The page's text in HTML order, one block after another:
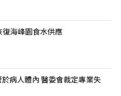
海峰園食水供應
病人體內 醫委會裁定專業失